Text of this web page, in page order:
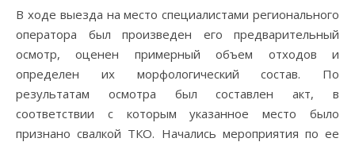
В ходе выезда на место специалистами регионального
оператора был произведен его предварительный
осмотр, оценен примерный объем отходов и
определен их морфологический состав. По
результатам осмотра был составлен акт, в
соответствии с которым указанное место было
признано свалкой ТКО. Начались мероприятия по ее